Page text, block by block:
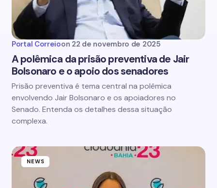
Portal Correioon 22 de novembro de 2025
A polêmica da prisão preventiva de Jair
Bolsonaro e o apoio dos senadores
Prisão preventiva é tema central na polêmica
envolvendo Jair Bolsonaro e os apoiadores no
Senado. Entenda os detalhes dessa situação
complexa.
NEWS